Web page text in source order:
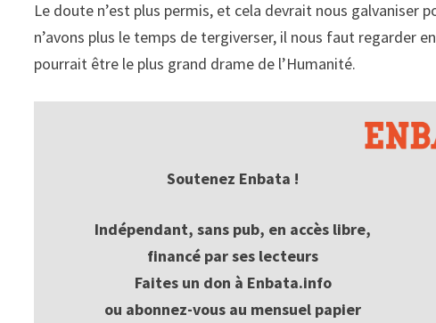
Le doute n’est plus permis, et cela devrait nous galvaniser
n’avons plus le temps de tergiverser, il nous faut regarder
pourrait être le plus grand drame de l’Humanité.
Soutenez Enbata !
Indépendant, sans pub, en accès libre,
financé par ses lecteurs
Faites un don à Enbata.info
ou abonnez-vous au mensuel papier